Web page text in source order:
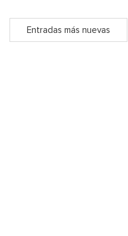
Entradas más nuevas